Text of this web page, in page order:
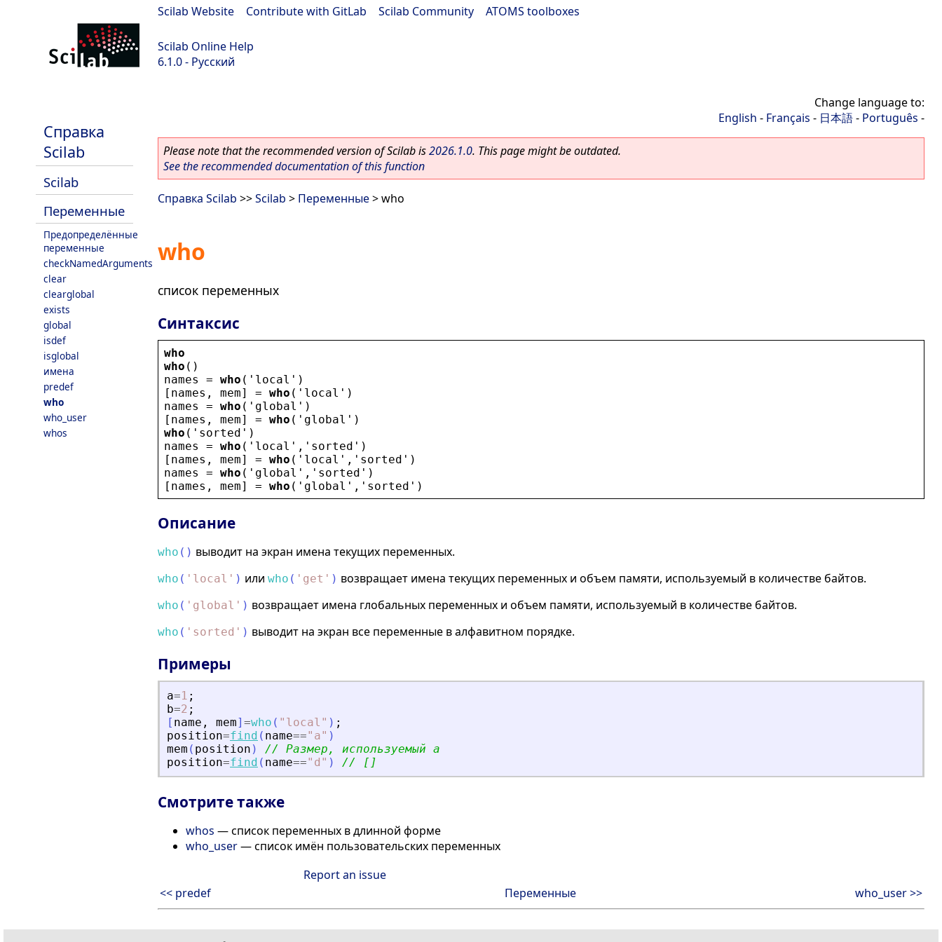
Scilab Website Contribute with GitLab Scilab Community ATOMS toolboxes
Scilab Online Help
6.1.0 - Русский
Справка
Scilab
Scilab
Переменные
Предопределённые
переменные
checkNamedArguments
clear
clearglobal
exists
global
isdef
isglobal
имена
predef
who
who_user
whos
Change language to:
English - Français - 日本語- Português -
Please note that the recommended version of Scilab is2026.1.0. This page might be outdated.
See the recommended documentation of this function
Справка Scilab >>Scilab > Переменные> who
who
список переменных
Синтаксис
who
who ()
names
= who ( ' local ' )
[ names , mem] = who ( ' local ' )
names
= who ( ' global ' )
[ names , mem] = who ( ' global ' )
who ( ' sorted ' )
names
= who ( ' local ' , ' sorted ' )
[ names , mem] = who ( ' local ' , ' sorted ' )
names
= who ( ' global ' , ' sorted ' )
[ names , mem] = who ( ' global ' , ' sorted ' )
Описание
who ( ) выводит на экран имена текущих переменных.
who ( ' local ' ) или who ( ' get ' ) возвращает имена текущих переменных и объем памяти, используемый в количестве байтов.
who ( ' global ' ) возвращает имена глобальных переменных и объем памяти, используемый в количестве байтов.
who ( ' sorted ' ) выводит на экран все переменные в алфавитном порядке.
Примеры
a=1 ;
b=2 ;
[ name , mem] =who ( " local " ) ;
position=find ( name==" a" )
mem ( position )
// Размер, используемый a
position=find ( name==" d " ) // []
Смотрите также
whos — список переменных в длинной форме
who_user— список имён пользовательских переменных
Report an issue
<< predef
Переменные who_user >>